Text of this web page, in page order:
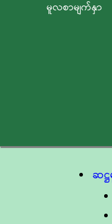
မူလစာမျက်နှာ
ဆဋ္